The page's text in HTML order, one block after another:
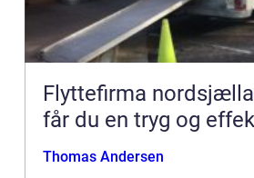
Flyttefirma nordsjælland
får du en tryg og
Thomas Andersen